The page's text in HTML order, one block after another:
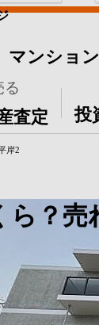
マンション
る
査定 投
岸2
？